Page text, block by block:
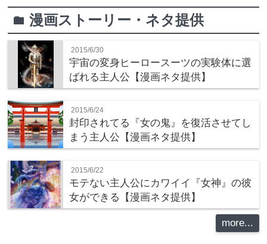
folder漫画ストーリー・ネタ提供
2015/6/30
宇宙の変身ヒーロースーツの実験体に選
ばれる主人公【漫画ネタ提供】
2015/6/24
封印されてる『女の鬼』を復活させてし
まう主人公【漫画ネタ提供】
2015/6/22
モテない主人公にカワイイ『女神』の彼
女ができる【漫画ネタ提供】
more...